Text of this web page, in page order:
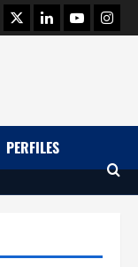
TwitterLinkedinYoutube
PERFILES